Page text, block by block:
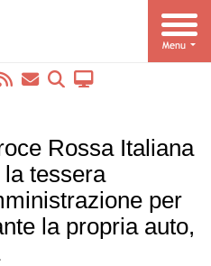
Rossa Italiana
tessera
per
la propria auto,